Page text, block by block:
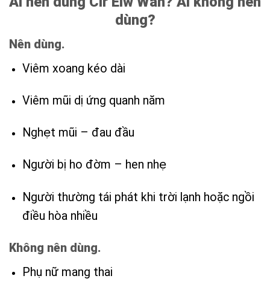
dùng?
Nên dùng.
Viêm xoang kéo dài
Viêm mũi dị ứng quanh năm
Nghẹt mũi – đau đầu
Người bị ho đờm – hen nhẹ
Người thường tái phát khi trời lạnh hoặc ngồi
điều hòa nhiều
Không nên dùng.
Phụ nữ mang thai